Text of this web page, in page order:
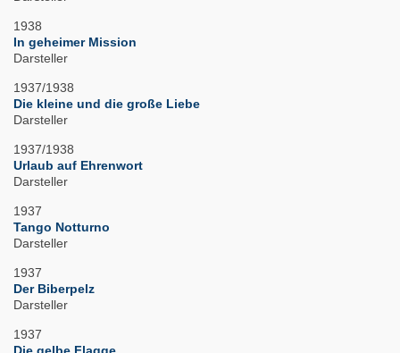
1938
In geheimer Mission
Darsteller
1937/1938
Die kleine und die große Liebe
Darsteller
1937/1938
Urlaub auf Ehrenwort
Darsteller
1937
Tango Notturno
Darsteller
1937
Der Biberpelz
Darsteller
1937